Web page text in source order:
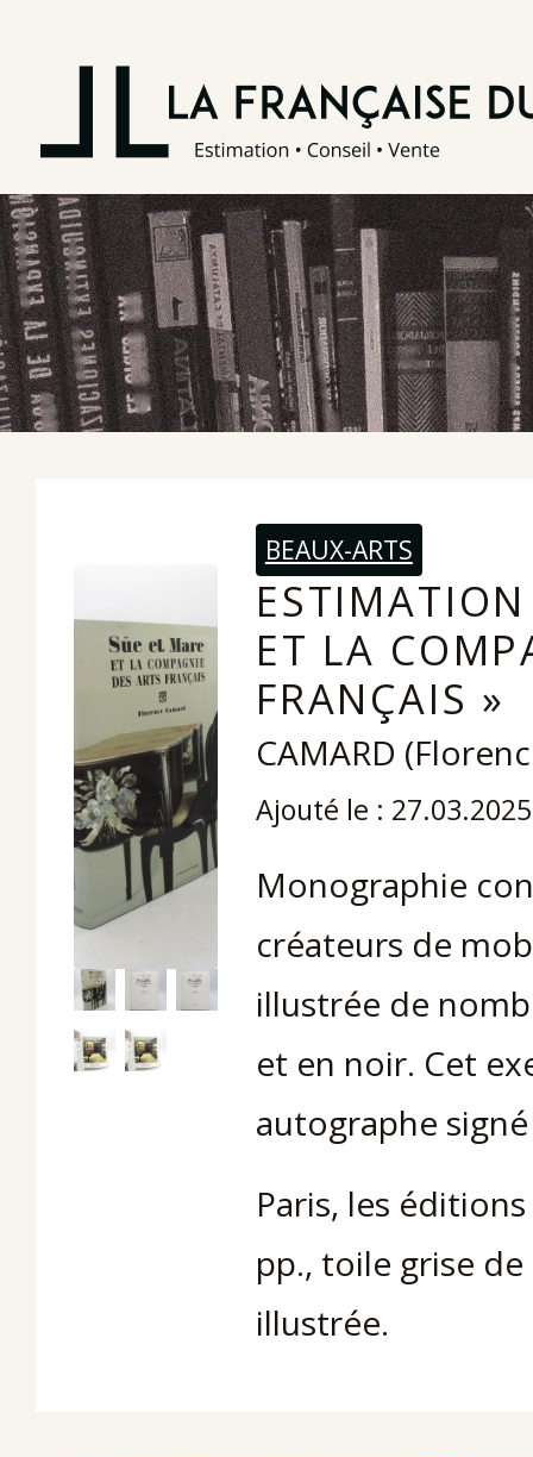
BEAUX-ARTS
ET LA
FRANÇAIS »
CAMARD
Ajouté le : 27.03.2025
Monographie
créateurs de
illustrée de
et en noir. Cet
autographe
Paris, les
pp., toile grise
illustrée.